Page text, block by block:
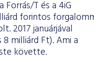
Forrás/T és a 4iG
forintos
2017 januárjával
milliárd Ft). Ami a
követte.